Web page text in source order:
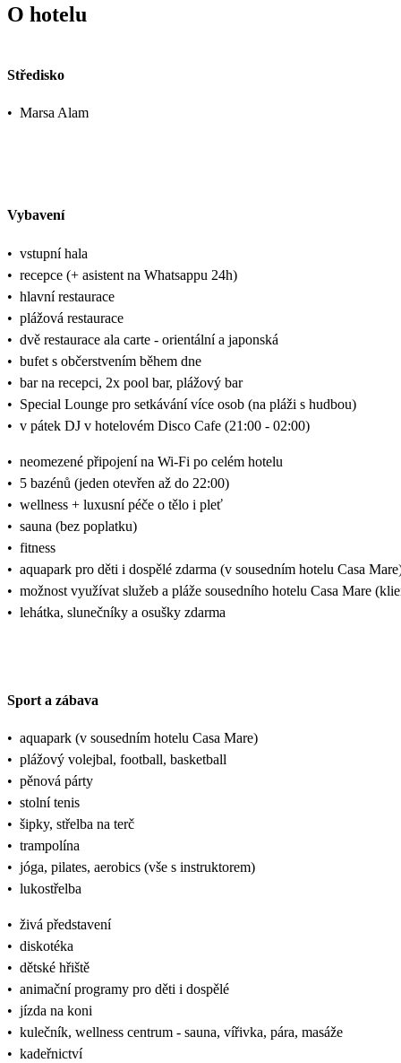
O hotelu
Středisko
• Marsa Alam
Vybavení
• vstupní hala
• recepce (+ asistent na Whatsappu 24h)
• hlavní restaurace
• plážová restaurace
• dvě restaurace ala carte - orientální a japonská
• bufet s občerstvením během dne
• bar na recepci, 2x pool bar, plážový bar
• Special Lounge pro setkávání více osob (na pláži s hudbou)
• v pátek DJ v hotelovém Disco Cafe (21:00 - 02:00)
• neomezené připojení na Wi-Fi po celém hotelu
• 5 bazénů (jeden otevřen až do 22:00)
• wellness + luxusní péče o tělo i pleť
• sauna (bez poplatku)
• fitness
• aquapark pro děti i dospělé zdarma (v sousedním hotelu Casa
• možnost využívat služeb a pláže sousedního hotelu Casa Mare
• lehátka, slunečníky a osušky zdarma
Sport a zábava
• aquapark (v sousedním hotelu Casa Mare)
• plážový volejbal, football, basketball
• pěnová párty
• stolní tenis
• šipky, střelba na terč
• trampolína
• jóga, pilates, aerobics (vše s instruktorem)
• lukostřelba
• živá představení
• diskotéka
• dětské hřiště
• animační programy pro děti i dospělé
• jízda na koni
• kulečník, wellness centrum - sauna, vířivka, pára, masáže
• kadeřnictví